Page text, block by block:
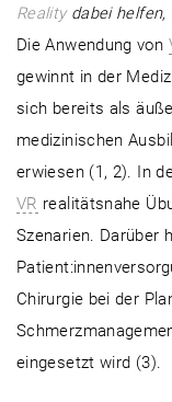
Realitydabei helfen,
Die Anwendung von
gewinnt in der
sich bereits als
medizinischen
erwiesen (1, 2). In
VR realitätsnahe
Szenarien. Darüber
Chirurgie bei der
eingesetzt wird (3).